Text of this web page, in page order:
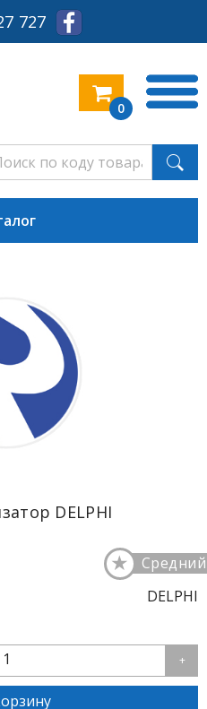
727
0
DELPHI
Средний
★
DELPHI
1 +